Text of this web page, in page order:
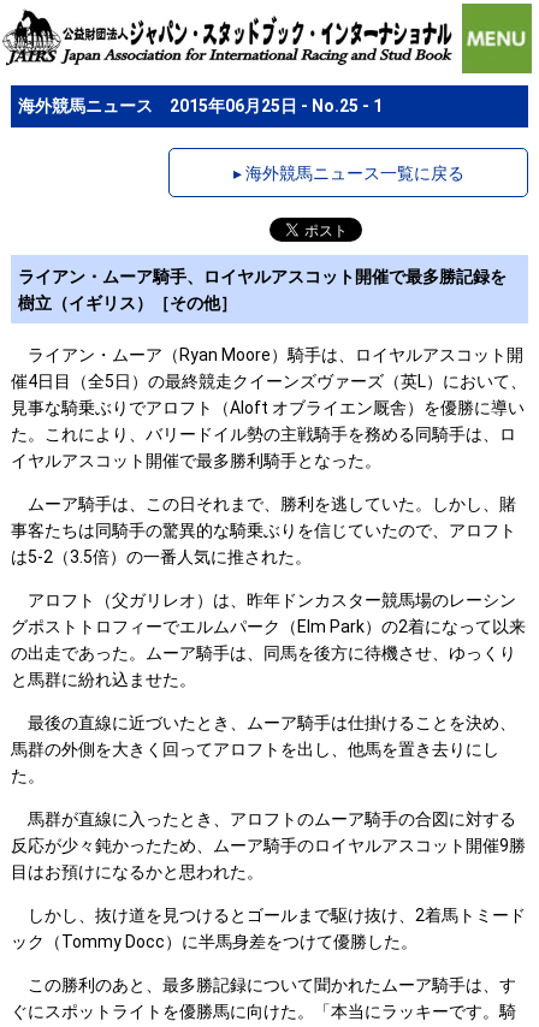
海外競馬ニュース 2015年06月25日 - No.25 - 1
▸ 海外競馬ニュース一覧に戻る
ライアン・ムーア騎手、ロイヤルアスコット開催で最多勝記録を
樹立（イギリス）［その他］
ライアン・ムーア（Ryan Moore）騎手は、ロイヤルアスコット開
催4日目（全5日）の最終競走クイーンズヴァーズ（英L）において、
見事な騎乗ぶりでアロフト（Aloft オブライエン厩舎）を優勝に導い
た。これにより、バリードイル勢の主戦騎手を務める同騎手は、ロ
イヤルアスコット開催で最多勝利騎手となった。
ムーア騎手は、この日それまで、勝利を逃していた。しかし、賭
事客たちは同騎手の驚異的な騎乗ぶりを信じていたので、アロフト
は5-2（3.5倍）の一番人気に推された。
アロフト（父ガリレオ）は、昨年ドンカスター競馬場のレーシン
グポストトロフィーでエルムパーク（Elm Park）の2着になって以来
の出走であった。ムーア騎手は、同馬を後方に待機させ、ゆっくり
と馬群に紛れ込ませた。
最後の直線に近づいたとき、ムーア騎手は仕掛けることを決め、
馬群の外側を大きく回ってアロフトを出し、他馬を置き去りにし
た。
馬群が直線に入ったとき、アロフトのムーア騎手の合図に対する
反応が少々鈍かったため、ムーア騎手のロイヤルアスコット開催9勝
目はお預けになるかと思われた。
しかし、抜け道を見つけるとゴールまで駆け抜け、2着馬トミード
ック（Tommy Docc）に半馬身差をつけて優勝した。
この勝利のあと、最多勝記録について聞かれたムーア騎手は、す
ぐにスポットライトを優勝馬に向けた。「本当にラッキーです。騎